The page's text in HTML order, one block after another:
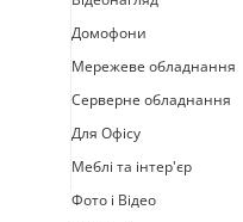
Домофони
Мережеве обладнання
Серверне обладнання
Для Офісу
Меблі та інтер'єр
Фото і Відео